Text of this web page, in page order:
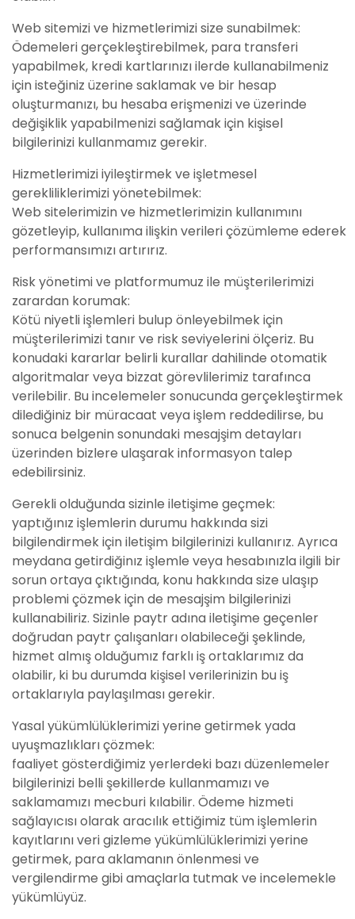
Web sitemizi ve hizmetlerimizi size sunabilmek:
Ödemeleri gerçekleştirebilmek, para transferi
yapabilmek, kredi kartlarınızı ilerde kullanabilmeniz
için isteğiniz üzerine saklamak ve bir hesap
oluşturmanızı, bu hesaba erişmenizi ve üzerinde
değişiklik yapabilmenizi sağlamak için kişisel
bilgilerinizi kullanmamız gerekir.
Hizmetlerimizi iyileştirmek ve işletmesel
gerekliliklerimizi yönetebilmek:
Web sitelerimizin ve hizmetlerimizin kullanımını
gözetleyip, kullanıma ilişkin verileri çözümleme ederek
performansımızı artırırız.
Risk yönetimi ve platformumuz ile müşterilerimizi
zarardan korumak:
Kötü niyetli işlemleri bulup önleyebilmek için
müşterilerimizi tanır ve risk seviyelerini ölçeriz. Bu
konudaki kararlar belirli kurallar dahilinde otomatik
algoritmalar veya bizzat görevlilerimiz tarafınca
verilebilir. Bu incelemeler sonucunda gerçekleştirmek
dilediğiniz bir müracaat veya işlem reddedilirse, bu
sonuca belgenin sonundaki mesajşim detayları
üzerinden bizlere ulaşarak informasyon talep
edebilirsiniz.
Gerekli olduğunda sizinle iletişime geçmek:
yaptığınız işlemlerin durumu hakkında sizi
bilgilendirmek için iletişim bilgilerinizi kullanırız. Ayrıca
meydana getirdiğinız işlemle veya hesabınızla ilgili bir
sorun ortaya çıktığında, konu hakkında size ulaşıp
problemi çözmek için de mesajşim bilgilerinizi
kullanabiliriz. Sizinle paytr adına iletişime geçenler
doğrudan paytr çalışanları olabileceği şeklinde,
hizmet almış olduğumız farklı iş ortaklarımız da
olabilir, ki bu durumda kişisel verilerinizin bu iş
ortaklarıyla paylaşılması gerekir.
Yasal yükümlülüklerimizi yerine getirmek yada
uyuşmazlıkları çözmek:
faaliyet gösterdiğimiz yerlerdeki bazı düzenlemeler
bilgilerinizi belli şekillerde kullanmamızı ve
saklamamızı mecburi kılabilir. Ödeme hizmeti
sağlayıcısı olarak aracılık ettiğimiz tüm işlemlerin
kayıtlarını veri gizleme yükümlülüklerimizi yerine
getirmek, para aklamanın önlenmesi ve
vergilendirme gibi amaçlarla tutmak ve incelemekle
yükümlüyüz.